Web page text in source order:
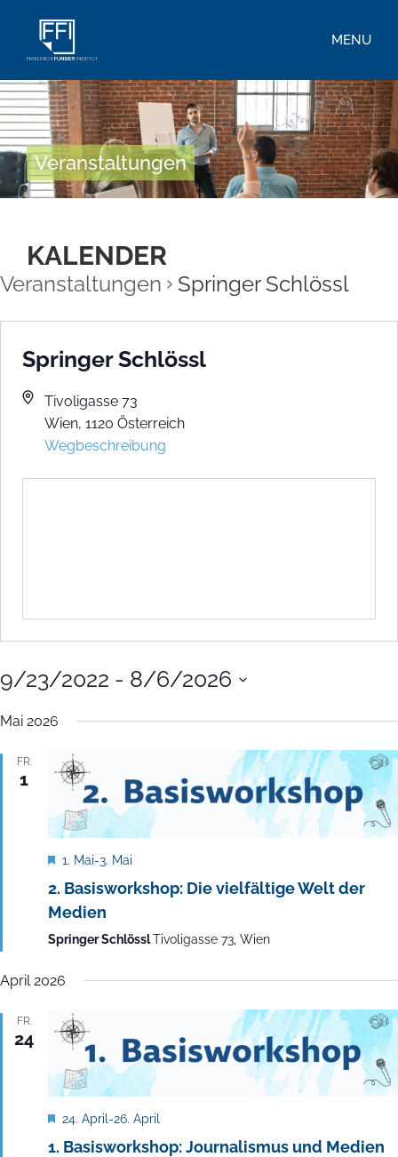
MENU
Veranstaltungen
KALENDER
Veranstaltungen Springer Schlössl
Springer Schlössl
Tivoligasse 73
Wien, 1120 Österreich
Wegbeschreibung
9/23/2022 - 8/6/2026
wählen.
Mai 2026
FR.
1
Empfohlen
1. Mai-3. Mai
2. Basisworkshop: Die vielfältige Welt der
Medien
Springer SchlösslTivoligasse 73, Wien
April 2026
FR.
24
Empfohlen
24. April -26. April
1. Basisworkshop: Journalismus und Medien